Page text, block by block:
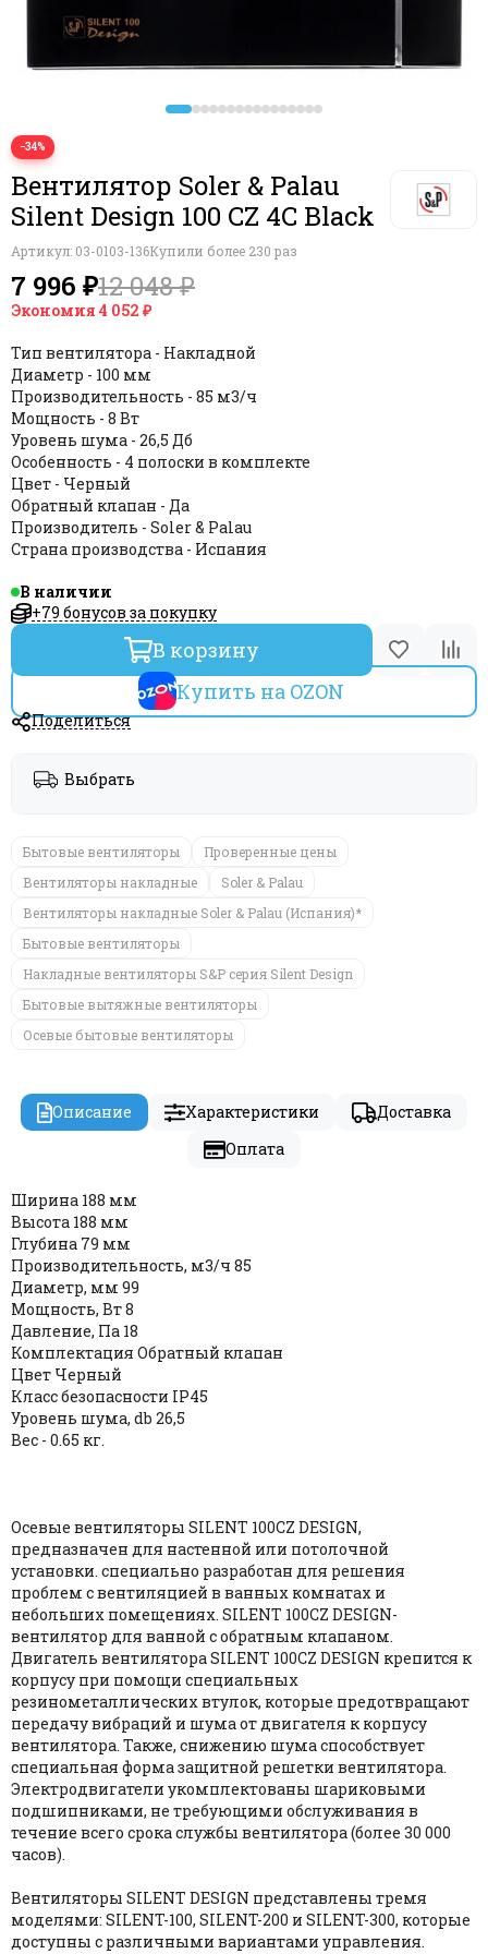
Клапан для защиты от обратной тяги серии ОК
Вентиляторы накладные Vanvent (Россия)
Вентиляторы накладные Dospel (Польша)
Вентиляторы накладные SystemAir (Швеция)
Вентиляторы накладные ELICENT (Италия)
Вентиляторы накладные VENTS (Украина)
Вентиляторы накладные Electrolux
Вентиляторы накладные Seicoi (Китай)
−34%
Вентилятор Soler & Palau
Silent Design 100 CZ 4C Black
Артикул: 03-0103-136Купили более 230 раз
7 996 ₽12 048 ₽
Экономия 4 052 ₽
Тип вентилятора - Накладной
Диаметр - 100 мм
Производительность - 85 м3/ч
Мощность - 8 Вт
Уровень шума - 26,5 Дб
Особенность - 4 полоски в комплекте
Цвет - Черный
Обратный клапан - Да
Производитель - Soler & Palau
Страна производства - Испания
В наличии
+79 бонусов за покупку
В корзину
Купить на OZON
Поделиться
Выбрать
Бытовые вентиляторы
Проверенные цены
Вентиляторы накладные
Soler & Palau
Вентиляторы накладные Soler & Palau (Испания)*
Бытовые вентиляторы
Накладные вентиляторы S&P серия Silent Design
Бытовые вытяжные вентиляторы
Осевые бытовые вентиляторы
Описание Характеристики
Доставка
Оплата
Ширина 188 мм
Высота 188 мм
Глубина 79 мм
Производительность, м3/ч 85
Диаметр, мм 99
Мощность, Вт 8
Давление, Па 18
Комплектация Обратный клапан
Цвет Черный
Класс безопасности IP45
Уровень шума, db 26,5
Вес - 0.65 кг.
Осевые вентиляторы SILENT 100CZ DESIGN,
предназначен для настенной или потолочной
установки. специально разработан для решения
проблем с вентиляцией в ванных комнатах и
небольших помещениях. SILENT 100CZ DESIGN-
вентилятор для ванной с обратным клапаном.
Двигатель вентилятора SILENT 100CZ DESIGN крепится к
корпусу при помощи специальных
резинометаллических втулок, которые предотвращают
передачу вибраций и шума от двигателя к корпусу
вентилятора. Также, снижению шума способствует
специальная форма защитной решетки вентилятора.
Электродвигатели укомплектованы шариковыми
подшипниками, не требующими обслуживания в
течение всего срока службы вентилятора (более 30 000
часов).
Вентиляторы SILENT DESIGN представлены тремя
моделями: SILENT-100, SILENT-200 и SILENT-300, которые
доступны с различными вариантами управления.